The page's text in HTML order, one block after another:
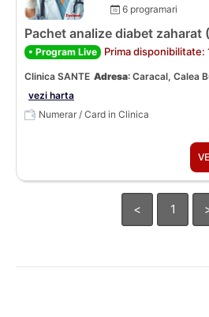
6 programari
Pachet analize diabet zaharat
• Program Live Prima
Clinica SANTE Adresa: Caracal, Calea
vezi harta
Numerar / Card in Clinica
< 1